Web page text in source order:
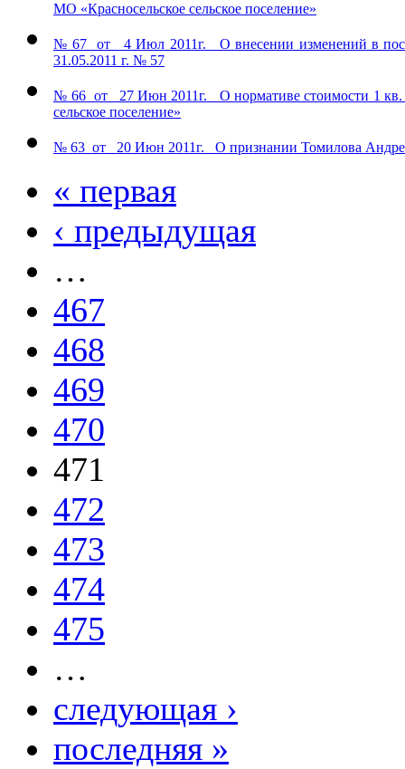
МО «Красносельское сельское поселение»
№ 67 от 4 Июл 2011г. О внесении изменений в
31.05.2011 г. № 57
№ 66 от 27 Июн 2011г. О нормативе стоимости 1 кв.
сельское поселение»
№ 63 от 20 Июн 2011г. О признании Томилова
« первая
‹ предыдущая
…
467
468
469
470
471
472
473
474
475
…
следующая ›
последняя »